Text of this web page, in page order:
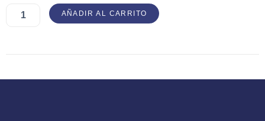
Theory
AÑADIR AL CARRITO